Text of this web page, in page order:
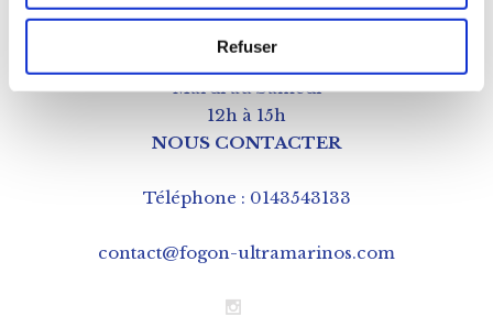
Refuser
Mardi au Samedi
12h à 15h
NOUS CONTACTER
Téléphone : 0143543133
contact@fogon-ultramarinos.com